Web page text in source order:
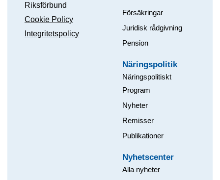
Riksförbund
Cookie Policy
Integritetspolicy
Försäkringar
Juridisk rådgivning
Pension
Näringspolitik
Näringspolitiskt
Program
Nyheter
Remisser
Publikationer
Nyhetscenter
Alla nyheter